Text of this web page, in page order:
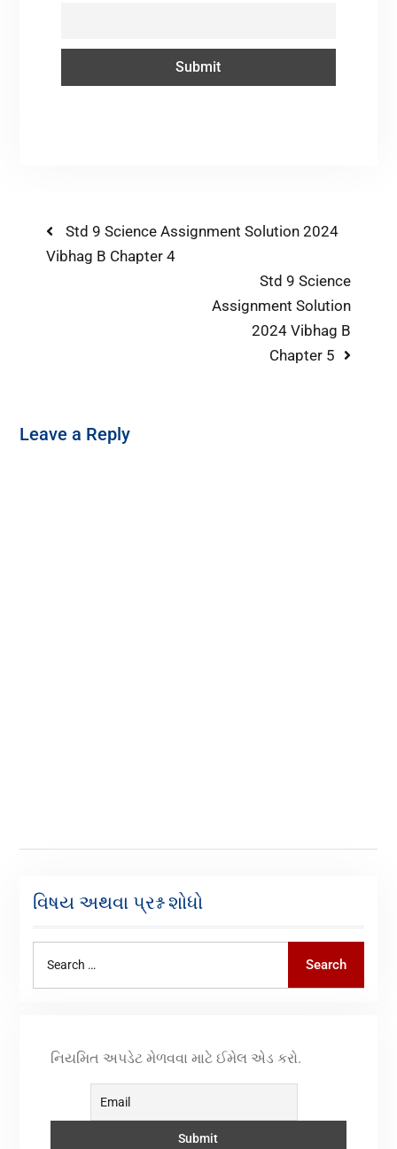
Std 9 Science Assignment Solution 2024
Vibhag B Chapter 4
Std 9 Science
Assignment Solution
2024 Vibhag B
Chapter 5
Leave a Reply
વિષય અથવા પ્રશ્ન શોધો
Search
નિયમિત અપડેટ મેળવવા માટે ઈમેલ એડ કરો.